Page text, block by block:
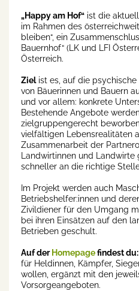
„Happy am Hof“ ist die
im Rahmen des
bleiben“, ein
Bauernhof“ (LK und LFI
Österreich.
Zielist es, auf die psychische
von Bäuerinnen und Bauern
und vor allem: konkrete
Bestehende Angebote
zielgruppengerecht
vielfältigen Lebensrealitäten
Zusammenarbeit der
Landwirtinnen und Landwirte
schneller an die richtige
Im Projekt werden auch
Betriebshelfer:innen und
Zivildiener für den Umgang
bei ihren Einsätzen auf den
Betrieben geschult.
Auf der Homepagefindest du:
für Heldinnen, Kämpfer,
wollen, ergänzt mit den
Vorsorgeangeboten.